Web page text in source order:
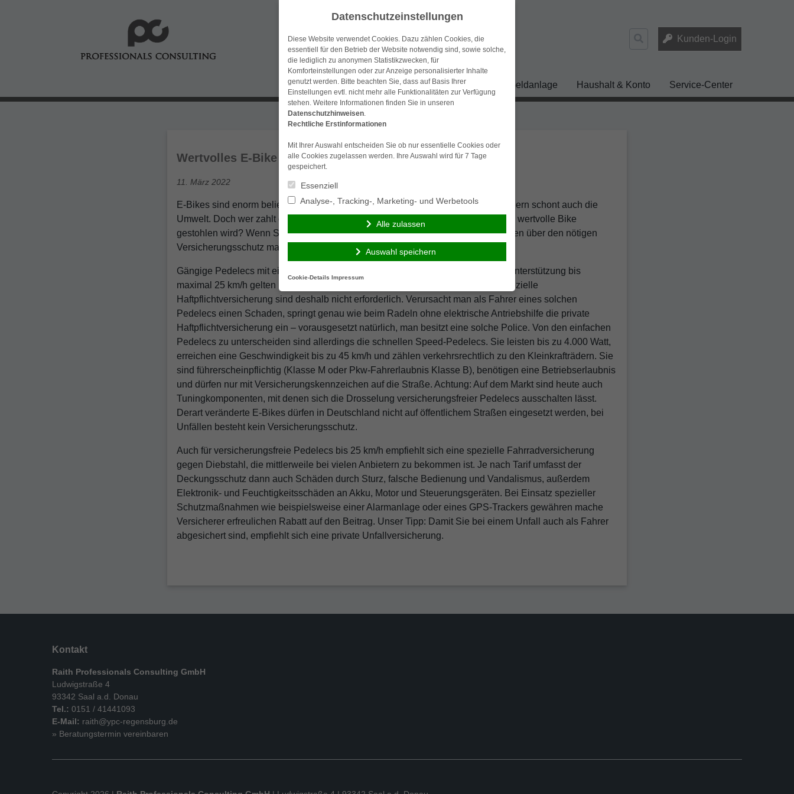
Kunden-Login
Home Finanzierungen Versicherungen Geldanlage Haushalt & Konto Service-Center
Wertvolles E-Bike am besten gut versichern
Veröffentlicht
11. März 2022
E-Bikes sind enorm beliebt, denn man ist mit ihnen nicht nur flott unterwegs, sondern schont auch die
Umwelt. Doch wer zahlt den Schaden, falls man einen Unfall verursacht oder das wertvolle Bike
gestohlen wird? Wenn Sie ein E-Bike kaufen, sollten Sie sich rechtzeitig Gedanken über den nötigen
Versicherungsschutz machen.
Gängige Pedelecs mit einer Leistung von nicht mehr als 250 Watt und einer Tretunterstützung bis
maximal 25 km/h gelten rechtlich als Fahrräder. Ein Nummernschild und eine spezielle
Haftpflichtversicherung sind deshalb nicht erforderlich. Verursacht man als Fahrer eines solchen
Pedelecs einen Schaden, springt genau wie beim Radeln ohne elektrische Antriebshilfe die private
Haftpflichtversicherung ein – vorausgesetzt natürlich, man besitzt eine solche Police. Von den einfachen
Pedelecs zu unterscheiden sind allerdings die schnellen Speed-Pedelecs. Sie leisten bis zu 4.000 Watt,
erreichen eine Geschwindigkeit bis zu 45 km/h und zählen verkehrsrechtlich zu den Kleinkrafträdern. Sie
sind führerscheinpflichtig (Klasse M oder Pkw-Fahrerlaubnis Klasse B), benötigen eine Betriebserlaubnis
und dürfen nur mit Versicherungskennzeichen auf die Straße. Achtung: Auf dem Markt sind heute auch
Tuningkomponenten, mit denen sich die Drosselung versicherungsfreier Pedelecs ausschalten lässt.
Derart veränderte E-Bikes dürfen in Deutschland nicht auf öffentlichem Straßen eingesetzt werden, bei
Unfällen besteht kein Versicherungsschutz.
Auch für versicherungsfreie Pedelecs bis 25 km/h empfiehlt sich eine spezielle Fahrradversicherung
gegen Diebstahl, die mittlerweile bei vielen Anbietern zu bekommen ist. Je nach Tarif umfasst der
Deckungsschutz dann auch Schäden durch Sturz, falsche Bedienung und Vandalismus, außerdem
Elektronik- und Feuchtigkeitsschäden an Akku, Motor und Steuerungsgeräten. Bei Einsatz spezieller
Schutzmaßnahmen wie beispielsweise einer Alarmanlage oder eines GPS-Trackers gewähren mache
Versicherer erfreulichen Rabatt auf den Beitrag. Unser Tipp: Damit Sie bei einem Unfall auch als Fahrer
abgesichert sind, empfiehlt sich eine private Unfallversicherung.
Kontakt
Raith Professionals Consulting GmbH
Ludwigstraße 4
93342 Saal a.d. Donau
Tel.: 0151 / 41441093
E-Mail: raith@ypc-regensburg.de
» Beratungstermin vereinbaren
Datenschutzeinstellungen
Diese Website verwendet Cookies. Dazu zählen Cookies, die
essentiell für den Betrieb der Website notwendig sind, sowie solche,
die lediglich zu anonymen Statistikzwecken, für
Komforteinstellungen oder zur Anzeige personalisierter Inhalte
genutzt werden. Bitte beachten Sie, dass auf Basis Ihrer
Einstellungen evtl. nicht mehr alle Funktionalitäten zur Verfügung
stehen. Weitere Informationen finden Sie in unseren
Datenschutzhinweisen.
Rechtliche Erstinformationen
Mit Ihrer Auswahl entscheiden Sie ob nur essentielle Cookies oder
alle Cookies zugelassen werden. Ihre Auswahl wird für 7 Tage
gespeichert.
Essenziell
Analyse-, Tracking-, Marketing- und Werbetools
Alle zulassen
Auswahl speichern
Cookie-Details Impressum